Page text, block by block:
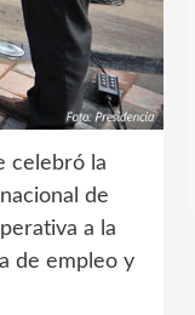
celebró la
de
a la
de empleo y